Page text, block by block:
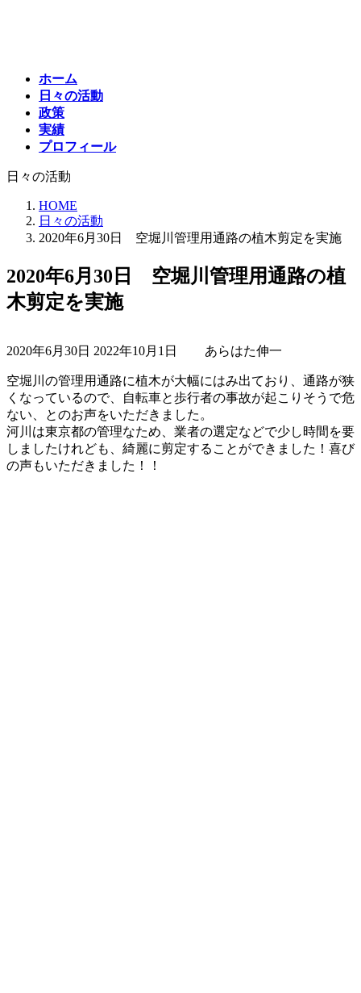
ホーム
日々の活動
政策
実績
プロフィール
日々の活動
HOME
日々の活動
2020年6月30日 空堀川管理用通路の植木剪定を実施
2020年6月30日 空堀川管理用通路の植
木剪定を実施
2020年6月30日 終
更
新
日
時
:
2022年10月1日 あらはた伸一
空堀川の管理用通路に植木が大幅にはみ出ており、通路が狭
くなっているので、自転車と歩行者の事故が起こりそうで危
ない、とのお声をいただきました。
河川は東京都の管理なため、業者の選定などで少し時間を要
しましたけれども、綺麗に剪定することができました！喜び
の声もいただきました！！